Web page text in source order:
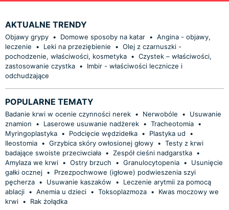
AKTUALNE TRENDY
Objawy grypy • Domowe sposoby na katar • Angina - objawy,
leczenie
• Leki na przeziębienie • Olej z czarnuszki -
pochodzenie, właściwości, kosmetyka • Czystek – właściwości,
zastosowanie czystka •
Imbir - właściwości lecznicze i
odchudzające
POPULARNE TEMATY
Badanie krwi w ocenie czynności nerek • Nerwobóle •
Usuwanie
znamion
• Laserowe usuwanie nadżerek • Tracheotomia •
Myringoplastyka • Podcięcie wędzidełka • Plastyka ud
•
Ileostomia • Grzybica skóry owłosionej głowy • Testy z krwi
badające swoiste przeciwciała • Zespół cieśni nadgarstka •
Amylaza we krwi • Ostry brzuch • Granulocytopenia •
Usunięcie
gałki ocznej •
Przezpochwowe (igłowe) podwieszenia szyi
pęcherza • Usuwanie kaszaków •
Leczenie arytmii za pomocą
ablacji • Anemia u dzieci • Toksoplazmoza •
Kwas moczowy we
krwi • Rak żołądka